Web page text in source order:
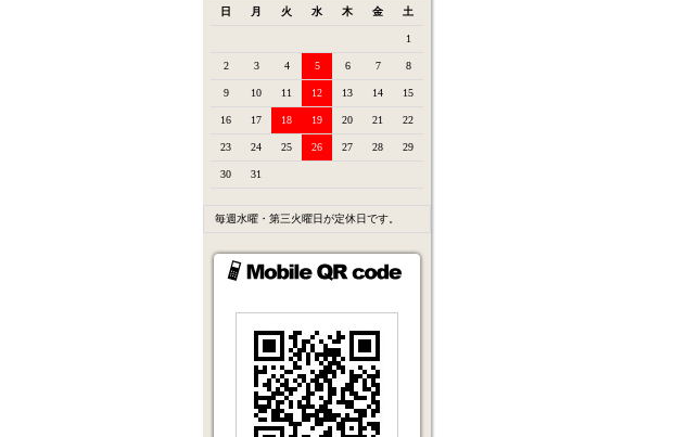
日 月 火 水 木 金 土
1
2 3 4 5 6 7 8
9 10 11 12 13 14 15
16 17 18 19 20 21 22
23 24 25 26 27 28 29
30 31
毎週水曜・第三火曜日が定休日です。